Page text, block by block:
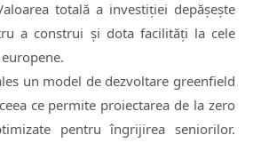
totală a investiției depășește
a construi și dota facilități la cele
un model de dezvoltare greenfield
ce permite proiectarea de la zero
pentru îngrijirea seniorilor.